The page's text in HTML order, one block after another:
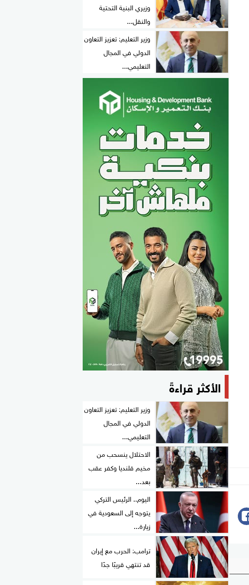
وزيري البنية التحتية
والنقل...
وزير التعليم: تعزيز التعاون
الدولي في المجال
التعليمي...
الأكثر قراءةً
وزير التعليم: تعزيز التعاون
الدولي في المجال
التعليمي...
الاحتلال ينسحب من
مخيم قلنديا وكفر عقب
بعد...
اليوم.. الرئيس التركي
يتوجه إلى السعودية في
زيارة...
ترامب: الحرب مع إيران
قد تنتهي قريبًا جدًا